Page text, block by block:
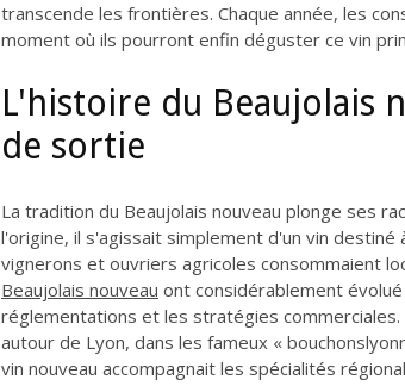
transcende les frontières. Chaque année, les
moment où ils pourront enfin déguster ce vin
L'histoire du Beaujolais
de sortie
La tradition du Beaujolais nouveau plonge ses
l'origine, il s'agissait simplement d'un vin
vignerons et ouvriers agricoles consommaient
Beaujolais nouveau ont considérablement
réglementations et les stratégies
autour de Lyon, dans les fameux «
vin nouveau accompagnait les spécialités